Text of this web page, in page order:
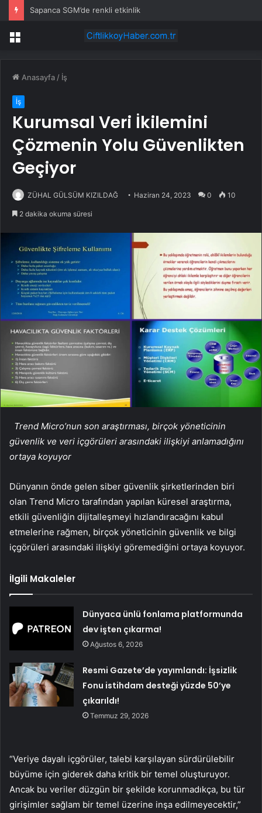
Sapanca SGM’de renkli etkinlik
Menü
Anasayfa / İş
İş
Kurumsal Veri İkilemini
Çözmenin Yolu Güvenlikten
Geçiyor
ZÜHAL GÜLSÜM KIZILDAĞ Haziran 24, 2023 0 10
2 dakika okuma süresi
Trend Micro’nun son araştırması, birçok yöneticinin
güvenlik ve veri içgörüleri arasındaki ilişkiyi anlamadığını
ortaya koyuyor
Dünyanın önde gelen siber güvenlik şirketlerinden biri
olan Trend Micro tarafından yapılan küresel araştırma,
etkili güvenliğin dijitalleşmeyi hızlandıracağını kabul
etmelerine rağmen, birçok yöneticinin güvenlik ve bilgi
içgörüleri arasındaki ilişkiyi göremediğini ortaya koyuyor.
İlgili Makaleler
Dünyaca ünlü fonlama platformunda
dev işten çıkarma!
Ağustos 6, 2026
Resmi Gazete’de yayımlandı: İşsizlik
Fonu istihdam desteği yüzde 50’ye
çıkarıldı!
Temmuz 29, 2026
“Veriye dayalı içgörüler, talebi karşılayan sürdürülebilir
büyüme için giderek daha kritik bir temel oluşturuyor.
Ancak bu veriler düzgün bir şekilde korunmadıkça, bu tür
girişimler sağlam bir temel üzerine inşa edilmeyecektir,”